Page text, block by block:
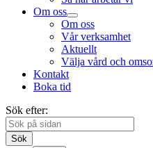
Om oss
Om oss
Vår verksamhet
Aktuellt
Välja vård och
Kontakt
Boka tid
Sök efter:
Sök